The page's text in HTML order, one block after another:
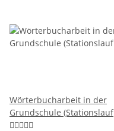
Wörterbucharbeit in der
Grundschule (Stationslauf
zum ABC)